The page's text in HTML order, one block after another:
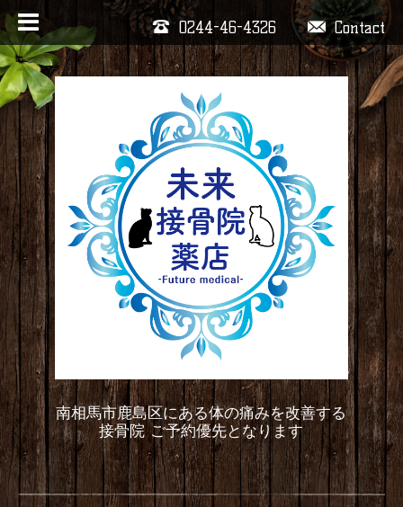
Contact
0244-46-4326
南相馬市鹿島区にある体の痛みを改善する
接骨院 ご予約優先となります